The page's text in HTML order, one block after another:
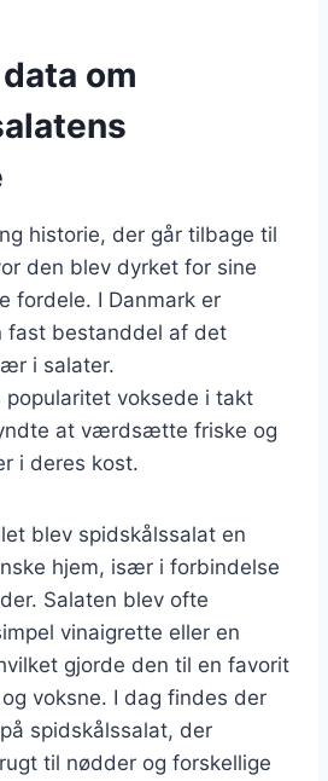
om
historie, der går tilbage til
den blev dyrket for sine
fordele. I Danmark er
fast bestanddel af det
i salater.
popularitet voksede i takt
at værdsætte friske og
i deres kost.
blev spidskålssalat en
hjem, især i forbindelse
Salaten blev ofte
vinaigrette eller en
gjorde den til en favorit
voksne. I dag findes der
spidskålssalat, der
til nødder og forskellige